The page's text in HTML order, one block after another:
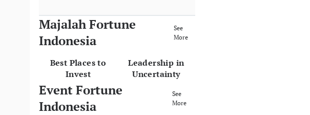
Majalah Fortune
Indonesia
See
More
Best Places to
Invest
Leadership in
Uncertainty
Event Fortune
Indonesia
See
More